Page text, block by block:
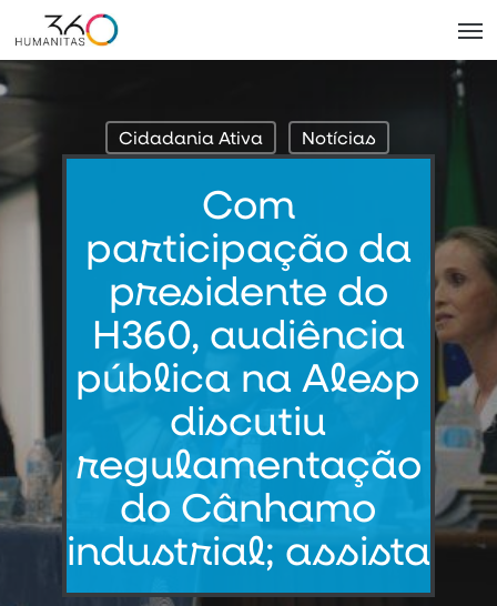
to
main
Cidadania Ativa Notícias
Com
participação da
presidente do
H360, audiência
pública na Alesp
discutiu
regulamentação
do Cânhamo
industrial; assista